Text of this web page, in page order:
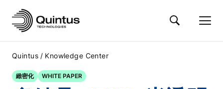
Quintus / Knowledge Center
緻密化 WHITE PAPER